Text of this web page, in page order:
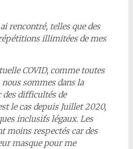
rencontré, telles que des
illimitées de mes
COVID, comme toutes
sommes dans la
des difficultés de
le cas depuis Juillet 2020,
inclusifs légaux. Les
moins respectés car des
masque pour me